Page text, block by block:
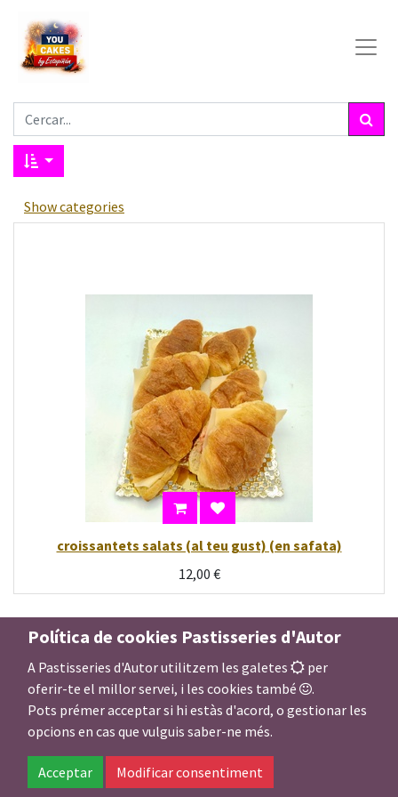
Show categories
croissantets salats (al teu gust) (en safata)
12,00 €
Política de cookies Pastisseries d'Autor
A Pastisseries d'Autor utilitzem les galetes
per
oferir-te el millor servei, i les cookies també
.
Pots prémer acceptar si hi estàs d'acord, o gestionar les
opcions en cas que vulguis saber-ne més.
Acceptar Modificar consentiment